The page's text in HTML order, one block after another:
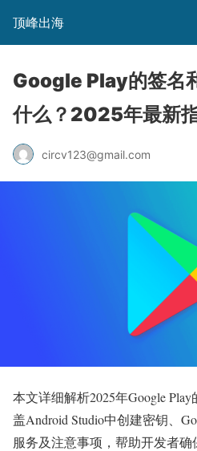
顶峰出海
Google Play的签名
什么？2025年最新
circv123@gmail.com
本文详细解析2025年Google
盖Android Studio中创建密钥、
服务及注意事项，帮助开发者确